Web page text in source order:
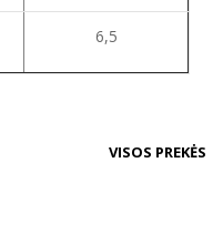
6,5
VISOS PREKĖS